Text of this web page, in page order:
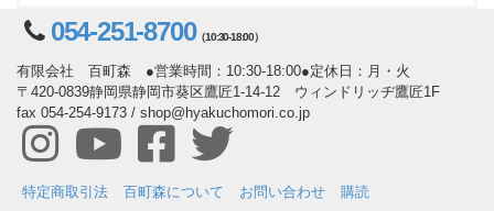
054-251-8700（10:30-18:00）
有限会社 百町森 ●営業時間：10:30-18:00●定休日：月・火
〒420-0839静岡県静岡市葵区鷹匠1-14-12 ウィンドリッヂ鷹匠1F
fax 054-254-9173 / shop@hyakuchomori.co.jp
特定商取引法 百町森について お問い合わせ 購読